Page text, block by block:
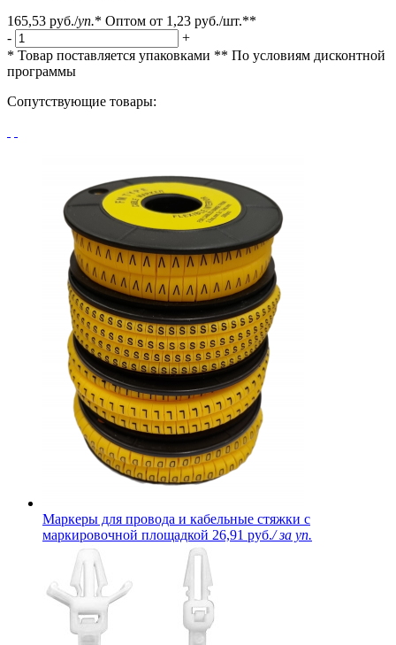
165,53 руб./уп.* Оптом от 1,23 руб./шт.**
-
+
* Товар поставляется упаковками ** По условиям дисконтной
программы
Сопутствующие товары:
Маркеры для провода и кабельные стяжки с
маркировочной площадкой 26,91 руб./ за уп.